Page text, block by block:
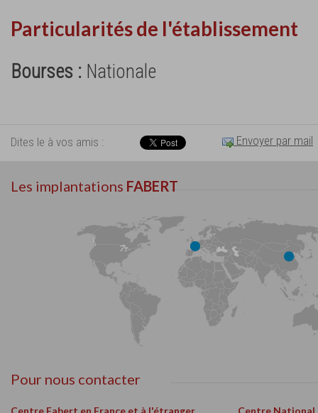
Particularités de l'établissement
Bourses : Nationale
Dites le à vos amis : Envoyer par mail
Les implantations FABERT
Pour nous contacter
Centre Fabert en France et à l'étranger Centre National